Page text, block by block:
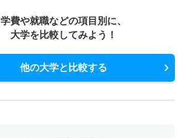
学費や就職などの項目別に、
大学を比較してみよう！
他の大学と比較する